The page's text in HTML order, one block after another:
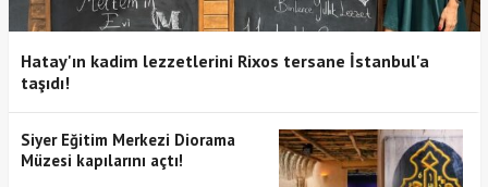
Hatay'ın kadim lezzetlerini Rixos tersane İstanbul'a
taşıdı!
Siyer Eğitim Merkezi Diorama
Müzesi kapılarını açtı!